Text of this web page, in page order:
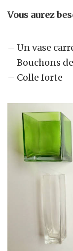
Vous aurez
– Un vase
– Bouchons
– Colle forte